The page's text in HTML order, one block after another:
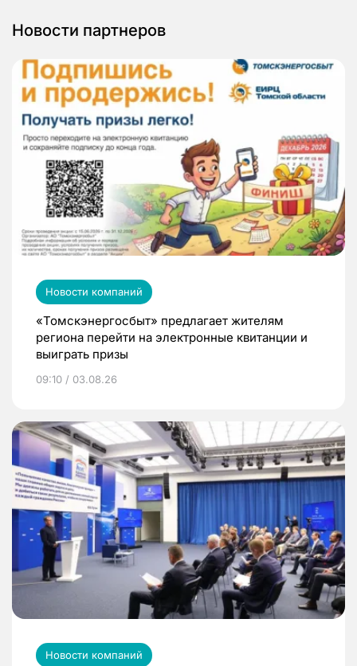
Новости партнеров
Новости компаний
«Томскэнергосбыт» предлагает жителям
региона перейти на электронные квитанции и
выиграть призы
09:10 / 03.08.26
Новости компаний